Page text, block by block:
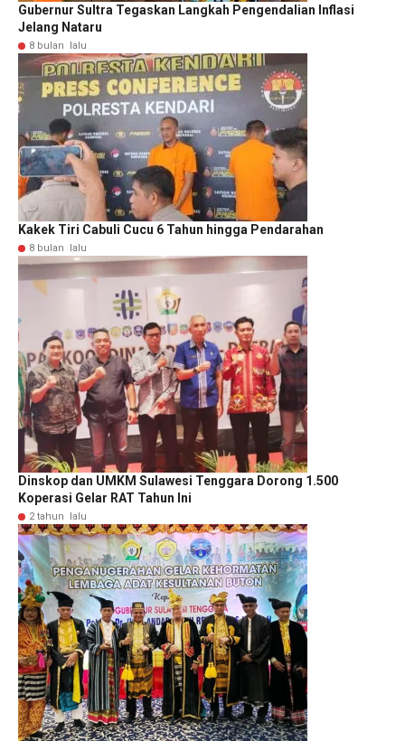
Gubernur Sultra Tegaskan Langkah Pengendalian Inflasi
Jelang Nataru
8 bulan lalu
Kakek Tiri Cabuli Cucu 6 Tahun hingga Pendarahan
8 bulan lalu
Dinskop dan UMKM Sulawesi Tenggara Dorong 1.500
Koperasi Gelar RAT Tahun Ini
2 tahun lalu